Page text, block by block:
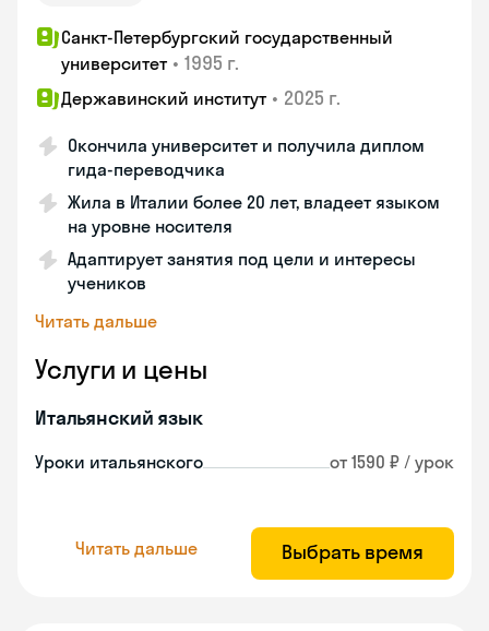
Санкт-Петербургский государственный
университет • 1995 г.
Державинский институт • 2025 г.
Окончила университет и получила диплом
гида-переводчика
Жила в Италии более 20 лет, владеет языком
на уровне носителя
Адаптирует занятия под цели и интересы
учеников
Читать дальше
Услуги и цены
Итальянский язык
Уроки итальянского от 1590 ₽ / урок
Читать дальше Выбрать время